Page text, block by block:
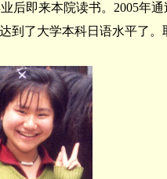
即来本院读书。2005年通
达到了大学本科日语水平了